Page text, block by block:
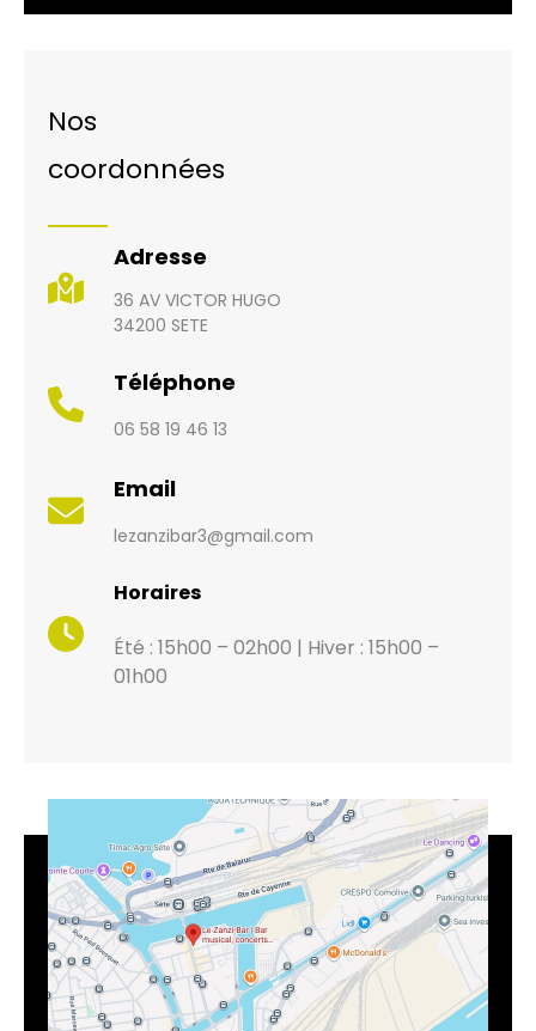
Nos
coordonnées
Adresse
36 AV VICTOR HUGO
34200 SETE
Téléphone
06 58 19 46 13
Email
lezanzibar3@gmail.com
Horaires
Été : 15h00 – 02h00 | Hiver : 15h00 –
01h00